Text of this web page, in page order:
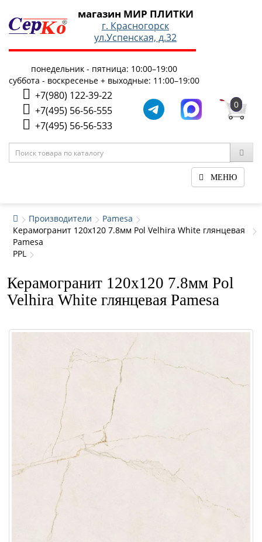
магазин МИР ПЛИТКИ
г. Красногорск
ул.Успенская, д.32
понедельник - пятница: 10:00–19:00
суббота - воскресенье + выходные: 11:00–19:00
+7(980) 122-39-22
+7(495) 56-56-555
+7(495) 56-56-533
0
МЕНЮ
Производители
Pamesa
Керамогранит 120x120 7.8мм Pol Velhira White глянцевая
Pamesa
PPL
Керамогранит 120x120 7.8мм Pol
Velhira White глянцевая Pamesa